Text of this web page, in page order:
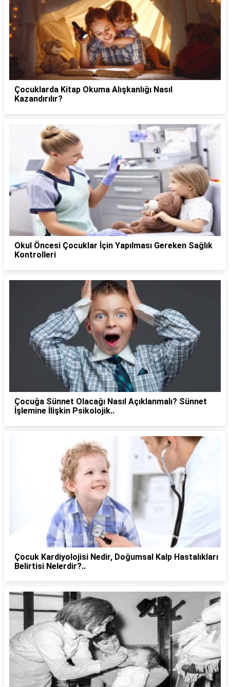
Çocuklarda Kitap Okuma Alışkanlığı Nasıl
Kazandırılır?
Okul Öncesi Çocuklar İçin Yapılması Gereken Sağlık
Kontrolleri
Çocuğa Sünnet Olacağı Nasıl Açıklanmalı? Sünnet
İşlemine İlişkin Psikolojik..
Çocuk Kardiyolojisi Nedir, Doğumsal Kalp Hastalıkları
Belirtisi Nelerdir?..